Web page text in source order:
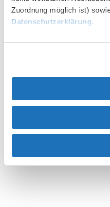
Zuordnung möglich ist)
Datenschutzerklärung.